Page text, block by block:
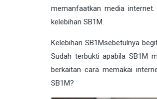
memanfaatkan media
kelebihan SB1M
KelebihanSB1Msebetulnya
Sudah terbukti apabila SB1M
berkaitan cara memakai
SB1M?